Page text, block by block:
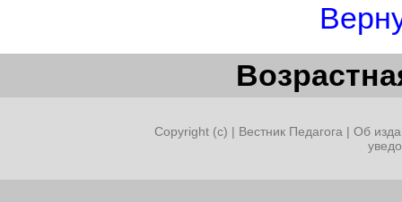
Copyright (c) | Вестник Педагога | Об